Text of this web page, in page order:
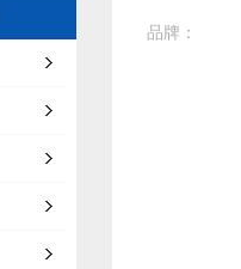
品牌：